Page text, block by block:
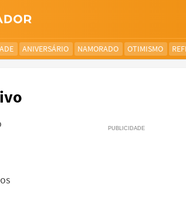
ANIVERSÁRIO NAMORADO OTIMISMO